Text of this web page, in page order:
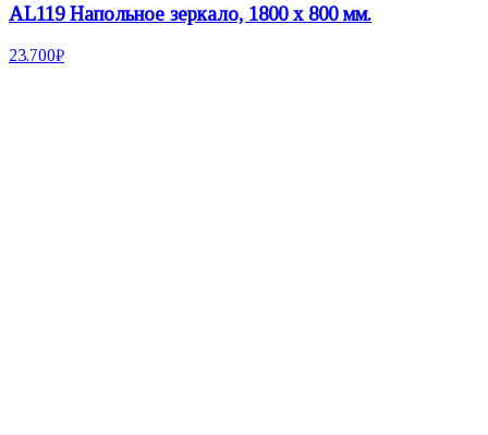
AL119 Напольное зеркало, 1800 х 800 мм.
23.700₽